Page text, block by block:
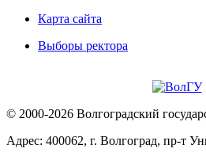
Карта сайта
Выборы ректора
© 2000-2026 Волгоградский
Адрес: 400062, г. Волгоград, пр-т